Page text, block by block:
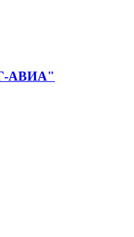
АВИА"